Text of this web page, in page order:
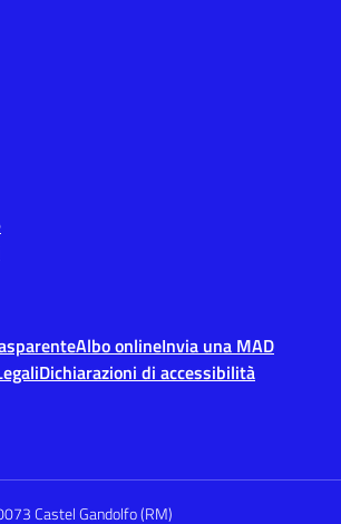
Albo onlineInvia una MAD
Dichiarazioni di accessibilità
Castel Gandolfo (RM)